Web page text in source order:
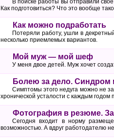
В поиске работы вы отправили
Как подготовиться? Что это вообще
Как можно подработать
Потеряли работу, ушли в
несколько приемлемых вариантов.
Мой муж — мой шеф
У меня двое детей. Муж хочет
Болею за дело. Синдром
Симптомы этого недуга можно не
хронической усталости с каждым
Фотография в резюме.
Сегодня входит в норму
возможностью. А вдруг работодателю